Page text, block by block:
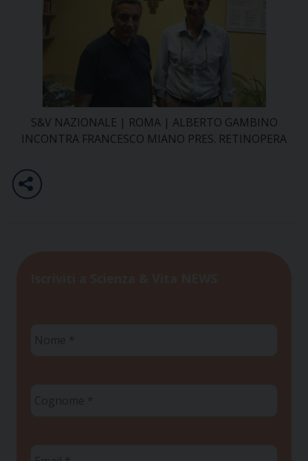
S&V NAZIONALE | ROMA | ALBERTO GAMBINO
INCONTRA FRANCESCO MIANO PRES. RETINOPERA